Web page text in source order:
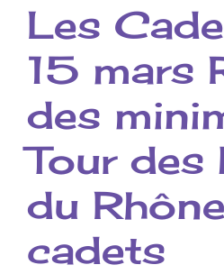
Les
15 mars
des
Tour des
du Rhône
cadets